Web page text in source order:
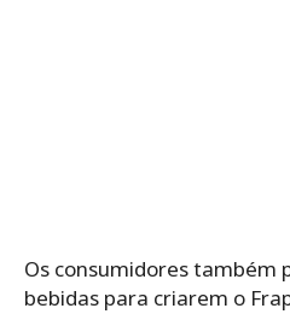
Os consumidores também
bebidas para criarem o